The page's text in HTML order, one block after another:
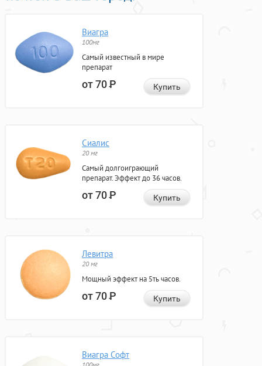
Виагра
100мг
Самый известный в мире
препарат
от 70Р Купить
Сиалис
20 мг
Самый долгоиграющий
препарат. Эффект до 36 часов.
от 70Р Купить
Левитра
20 мг
Мощный эффект на 5ть часов.
от 70Р Купить
Виагра Софт